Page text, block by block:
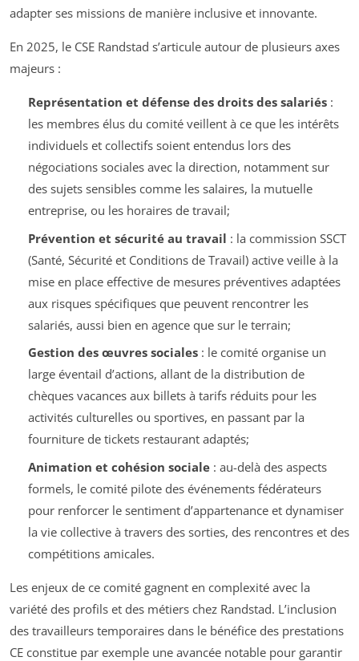
adapter ses missions de manière inclusive et innovante.
En 2025, le CSE Randstad s’articule autour de plusieurs axes
majeurs :
Représentation et défense des droits des salariés:
les membres élus du comité veillent à ce que les intérêts
individuels et collectifs soient entendus lors des
négociations sociales avec la direction, notamment sur
des sujets sensibles comme les salaires, la mutuelle
entreprise, ou les horaires de travail;
Prévention et sécurité au travail : la commission SSCT
(Santé, Sécurité et Conditions de Travail) active veille à la
mise en place effective de mesures préventives adaptées
aux risques spécifiques que peuvent rencontrer les
salariés, aussi bien en agence que sur le terrain;
Gestion des œuvres sociales: le comité organise un
large éventail d’actions, allant de la distribution de
chèques vacances aux billets à tarifs réduits pour les
activités culturelles ou sportives, en passant par la
fourniture de tickets restaurant adaptés;
Animation et cohésion sociale: au-delà des aspects
formels, le comité pilote des événements fédérateurs
pour renforcer le sentiment d’appartenance et dynamiser
la vie collective à travers des sorties, des rencontres et des
compétitions amicales.
Les enjeux de ce comité gagnent en complexité avec la
variété des profils et des métiers chez Randstad. L’inclusion
des travailleurs temporaires dans le bénéfice des prestations
CE constitue par exemple une avancée notable pour garantir